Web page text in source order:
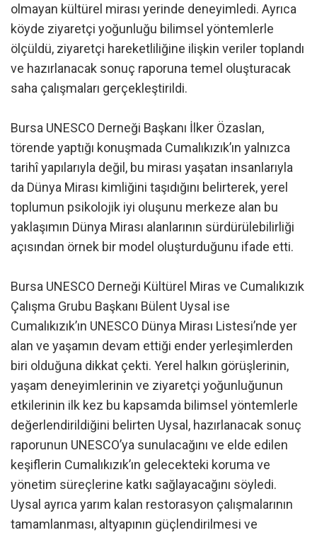
olmayan kültürel mirası yerinde deneyimledi. Ayrıca
köyde ziyaretçi yoğunluğu bilimsel yöntemlerle
ölçüldü, ziyaretçi hareketliliğine ilişkin veriler toplandı
ve hazırlanacak sonuç raporuna temel oluşturacak
saha çalışmaları gerçekleştirildi.
Bursa UNESCO Derneği Başkanı İlker Özaslan,
törende yaptığı konuşmada Cumalıkızık’ın yalnızca
tarihî yapılarıyla değil, bu mirası yaşatan insanlarıyla
da Dünya Mirası kimliğini taşıdığını belirterek, yerel
toplumun psikolojik iyi oluşunu merkeze alan bu
yaklaşımın Dünya Mirası alanlarının sürdürülebilirliği
açısından örnek bir model oluşturduğunu ifade etti.
Bursa UNESCO Derneği Kültürel Miras ve Cumalıkızık
Çalışma Grubu Başkanı Bülent Uysal ise
Cumalıkızık’ın UNESCO Dünya Mirası Listesi’nde yer
alan ve yaşamın devam ettiği ender yerleşimlerden
biri olduğuna dikkat çekti. Yerel halkın görüşlerinin,
yaşam deneyimlerinin ve ziyaretçi yoğunluğunun
etkilerinin ilk kez bu kapsamda bilimsel yöntemlerle
değerlendirildiğini belirten Uysal, hazırlanacak sonuç
raporunun UNESCO’ya sunulacağını ve elde edilen
keşiflerin Cumalıkızık’ın gelecekteki koruma ve
yönetim süreçlerine katkı sağlayacağını söyledi.
Uysal ayrıca yarım kalan restorasyon çalışmalarının
tamamlanması, altyapının güçlendirilmesi ve